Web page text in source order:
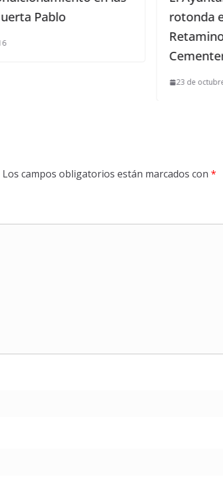
rotonda en la Avda. Alcalde
Los campos obligatorios están marcados con *